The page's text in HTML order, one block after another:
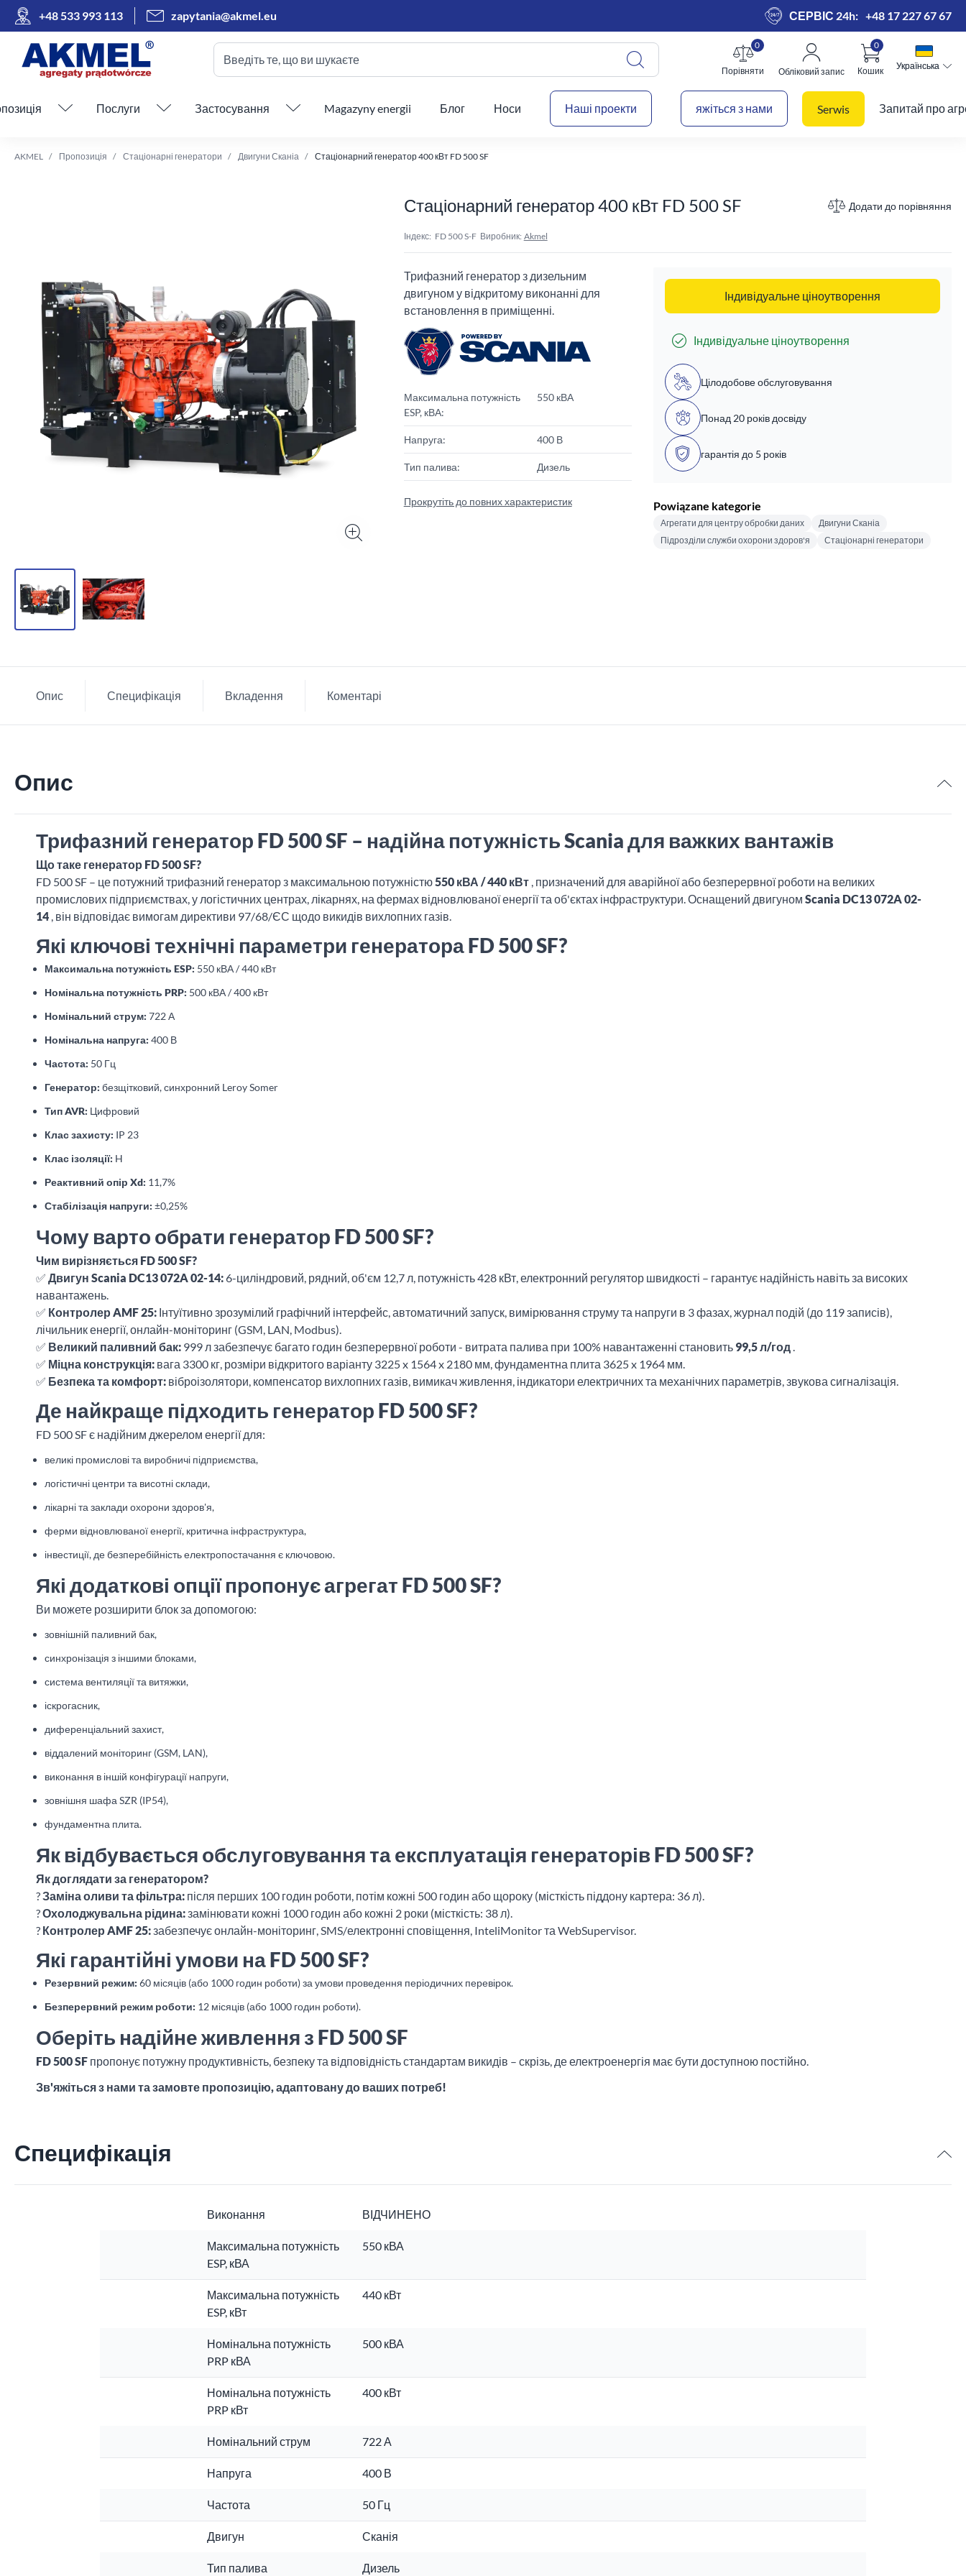
+48 533 993 113 zapytania@akmel.eu СЕРВІС 24h: +48 17 227 67 67
Введіть те, що ви шукаєте
Порівняти
0
Обліковий запис Кошик
0
Ваш кошик
Українська
Українська
Пропустити меню
Послуги Застосування Magazyny energii Блог Носи Наші проекти яжіться з нами Serwis Запитай про
AKMEL Пропозиція Стаціонарні генератори Двигуни Сканіа Стаціонарний генератор 400 кВт FD 500 SF
Стаціонарний генератор 400 кВт FD 500 SF Додати до порівняння
Індекс: FD 500 S-F Виробник: Akmel
Трифазний генератор з дизельним
двигуном у відкритому виконанні для
встановлення в приміщенні.
Максимальна потужність
ESP, кВА:
550 кВА
Напруга: 400 В
Тип палива: Дизель
Прокрутіть до повних характеристик
Індивідуальне ціноутворення
Індивідуальне ціноутворення
Цілодобове обслуговування
Понад 20 років досвіду
гарантія до 5 років
Powiązane kategorie
Агрегати для центру обробки даних
Двигуни Сканіа
Підрозділи служби охорони здоров'я
Стаціонарні генератори
Опис Специфікація Вкладення Коментарі
Опис
Трифазний генератор FD 500 SF – надійна потужність Scania для важких вантажів
Що таке генератор FD 500 SF?
FD 500 SF – це потужний трифазний генератор з максимальною потужністю 550 кВА / 440 кВт , призначений для аварійної або безперервної роботи на великих
промислових підприємствах, у логістичних центрах, лікарнях, на фермах відновлюваної енергії та об'єктах інфраструктури. Оснащений двигуном Scania DC13 072A 02-
14 , він відповідає вимогам директиви 97/68/ЄС щодо викидів вихлопних газів.
Які ключові технічні параметри генератора FD 500 SF?
Максимальна потужність ESP: 550 кВА / 440 кВт
Номінальна потужність PRP: 500 кВА / 400 кВт
Номінальний струм: 722 А
Номінальна напруга: 400 В
Частота: 50 Гц
Генератор: безщітковий, синхронний Leroy Somer
Тип AVR: Цифровий
Клас захисту: IP 23
Клас ізоляції: H
Реактивний опір Xd: 11,7%
Стабілізація напруги: ±0,25%
Чому варто обрати генератор FD 500 SF?
Чим вирізняється FD 500 SF?
✅ Двигун Scania DC13 072A 02-14: 6-циліндровий, рядний, об'єм 12,7 л, потужність 428 кВт, електронний регулятор швидкості – гарантує надійність навіть за високих
навантажень.
✅ Контролер AMF 25: Інтуїтивно зрозумілий графічний інтерфейс, автоматичний запуск, вимірювання струму та напруги в 3 фазах, журнал подій (до 119 записів),
лічильник енергії, онлайн-моніторинг (GSM, LAN, Modbus).
✅ Великий паливний бак: 999 л забезпечує багато годин безперервної роботи - витрата палива при 100% навантаженні становить 99,5 л/год
✅ Міцна конструкція: вага 3300 кг, розміри відкритого варіанту 3225 x 1564 x 2180 мм, фундаментна плита 3625 x 1964 мм.
✅ Безпека та комфорт: віброізолятори, компенсатор вихлопних газів, вимикач живлення, індикатори електричних та механічних параметрів, звукова сигналізація.
Де найкраще підходить генератор FD 500 SF?
FD 500 SF є надійним джерелом енергії для:
великі промислові та виробничі підприємства,
логістичні центри та висотні склади,
лікарні та заклади охорони здоров'я,
ферми відновлюваної енергії, критична інфраструктура,
інвестиції, де безперебійність електропостачання є ключовою.
Які додаткові опції пропонує агрегат FD 500 SF?
Ви можете розширити блок за допомогою:
зовнішній паливний бак,
синхронізація з іншими блоками,
система вентиляції та витяжки,
іскрогасник,
диференціальний захист,
віддалений моніторинг (GSM, LAN),
виконання в іншій конфігурації напруги,
зовнішня шафа SZR (IP54),
фундаментна плита.
Як відбувається обслуговування та експлуатація генераторів FD 500 SF?
Як доглядати за генератором?
?Заміна оливи та фільтра: після перших 100 годин роботи, потім кожні 500 годин або щороку (місткість піддону картера: 36 л).
?Охолоджувальна рідина:замінювати кожні 1000 годин або кожні 2 роки (місткість: 38 л).
? Контролер AMF 25:забезпечує онлайн-моніторинг, SMS/електронні сповіщення, InteliMonitor та WebSupervisor.
Які гарантійні умови на FD 500 SF?
Резервний режим: 60 місяців (або 1000 годин роботи) за умови проведення періодичних перевірок.
Безперервний режим роботи: 12 місяців (або 1000 годин роботи).
Оберіть надійне живлення з FD 500 SF
FD 500 SF пропонує потужну продуктивність, безпеку та відповідність стандартам викидів – скрізь, де електроенергія має бути доступною постійно.
Зв'яжіться з нами та замовте пропозицію, адаптовану до ваших потреб!
Специфікація
Виконання ВІДЧИНЕНО
Максимальна потужність
ESP, кВА
550 кВА
Максимальна потужність
ESP, кВт
440 кВт
Номінальна потужність
PRP кВА
500 кВА
Номінальна потужність
PRP кВт
400 кВт
Номінальний струм 722 А
Напруга 400 В
Частота 50 Гц
Двигун Сканія
Тип палива Дизель